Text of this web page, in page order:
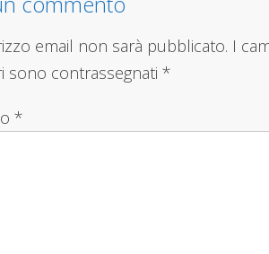
email non sarà pubblicato. I
sono contrassegnati*
*